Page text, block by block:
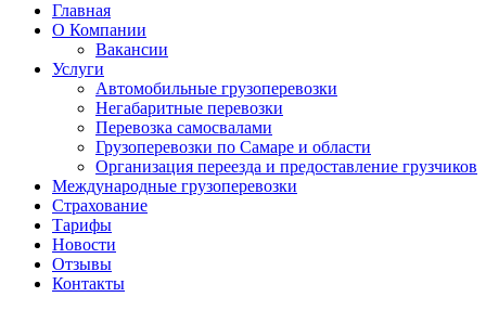
Главная
О Компании
Вакансии
Услуги
Автомобильные грузоперевозки
Негабаритные перевозки
Перевозка самосвалами
Грузоперевозки по Самаре и области
Организация переезда и предоставление грузчиков
Международные грузоперевозки
Страхование
Тарифы
Новости
Отзывы
Контакты